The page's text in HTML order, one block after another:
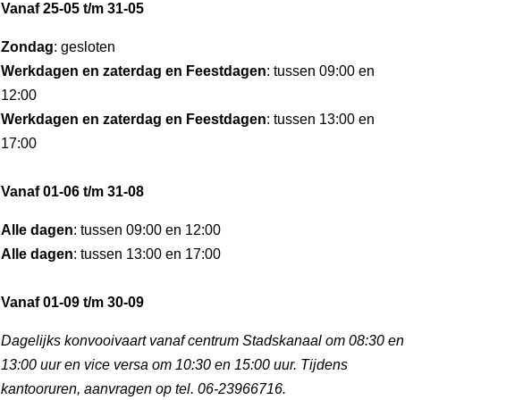
Vanaf 25-05 t/m 31-05
Zondag: gesloten
Werkdagen en zaterdag en Feestdagen: tussen 09:00 en
12:00
Werkdagen en zaterdag en Feestdagen: tussen 13:00 en
17:00
Vanaf 01-06 t/m 31-08
Alle dagen: tussen 09:00 en 12:00
Alle dagen: tussen 13:00 en 17:00
Vanaf 01-09 t/m 30-09
Dagelijks konvooivaart vanaf centrum Stadskanaal om 08:30 en
13:00 uur en vice versa om 10:30 en 15:00 uur. Tijdens
kantooruren, aanvragen op tel. 06-23966716.